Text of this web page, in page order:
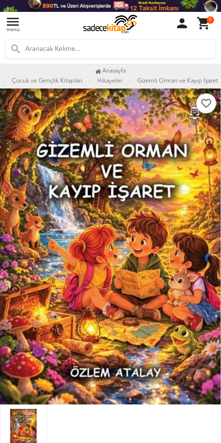
menu
menü person shopping_cart0
search
Anasayfa
Çocuk ve Gençlik Kitapları
Hikayeler Gizemli Orman ve Kayıp İşaret
favorite_border